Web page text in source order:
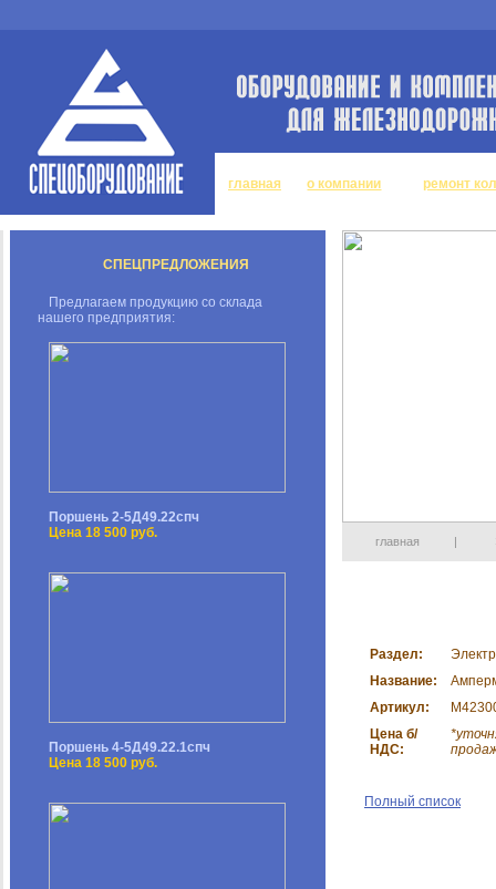
главная о компании ремонт
СПЕЦПРЕДЛОЖЕНИЯ
Предлагаем продукцию со склада
нашего предприятия:
Поршень 2-5Д49.22спч
Цена 18 500 руб.
Поршень 4-5Д49.22.1спч
Цена 18 500 руб.
главная |
Раздел:
Название:
Артикул:
Цена б/
НДС:
Полный список